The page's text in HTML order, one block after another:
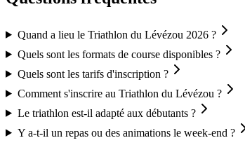
Quand a lieu le Triathlon du Lévézou 2026 ?
Quels sont les formats de course disponibles ?
Quels sont les tarifs d'inscription ?
Comment s'inscrire au Triathlon du Lévézou ?
Le triathlon est-il adapté aux débutants ?
Y a-t-il un repas ou des animations le week-end ?